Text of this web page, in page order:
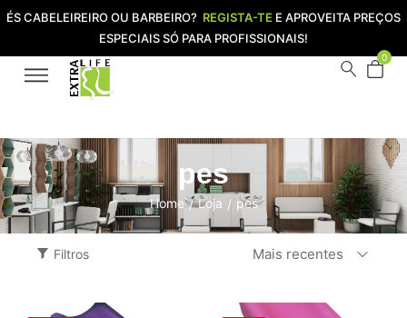
ÉS CABELEIREIRO OU BARBEIRO? REGISTA-TE E APROVEITA PREÇOS
ESPECIAIS SÓ PARA PROFISSIONAIS!
0
pes
Home / Loja / pes
Filtros Mais recentes